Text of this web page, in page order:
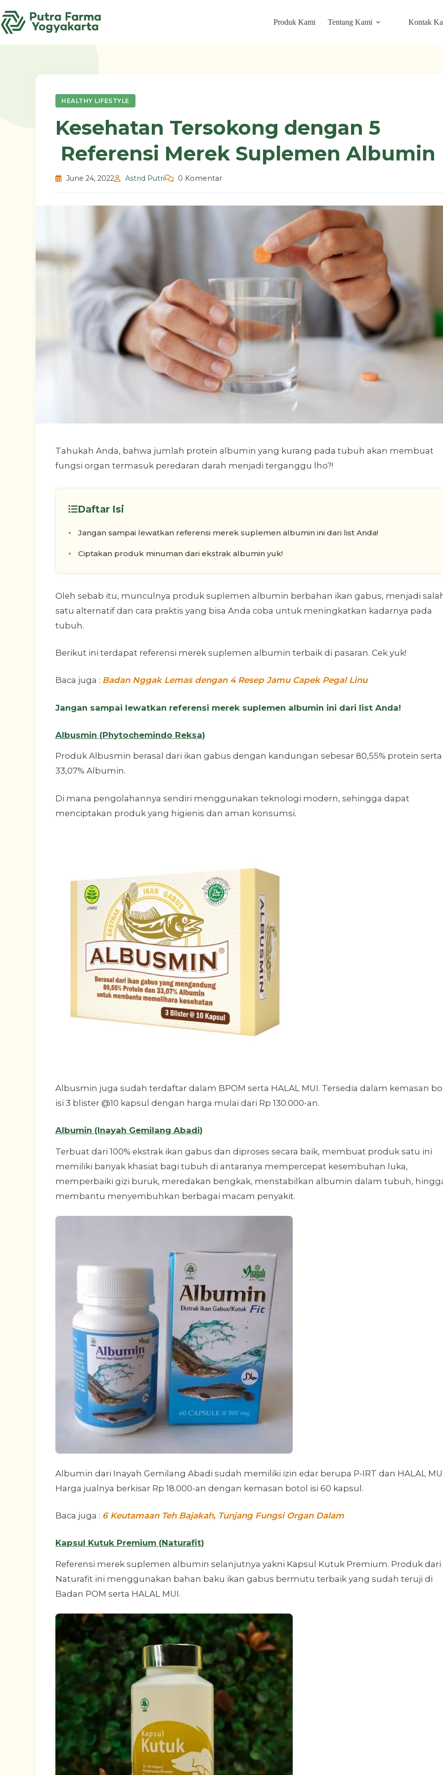
to
content
Produk Kami Tentang Kami Kontak
HEALTHY LIFESTYLE
Kesehatan Tersokong dengan 5
Referensi Merek Suplemen Albumin
June 24, 2022 Astrid Putri 0 Komentar
Tahukah Anda, bahwa jumlah protein albumin yang kurang pada tubuh akan membuat
fungsi organ termasuk peredaran darah menjadi terganggu lho?!
Daftar Isi
Jangan sampai lewatkan referensi merek suplemen albumin ini dari list Anda!
Ciptakan produk minuman dari ekstrak albumin yuk!
Oleh sebab itu, munculnya produk suplemen albumin berbahan ikan gabus, menjadi
satu alternatif dan cara praktis yang bisa Anda coba untuk meningkatkan kadarnya pada
tubuh.
Berikut ini terdapat referensi merek suplemen albumin terbaik di pasaran. Cek yuk!
Baca juga : Badan Nggak Lemas dengan 4 Resep Jamu Capek Pegal Linu
Jangan sampai lewatkan referensi merek suplemen albumin ini dari list Anda!
Albusmin (Phytochemindo Reksa)
Produk Albusmin berasal dari ikan gabus dengan kandungan sebesar 80,55% protein serta
33,07% Albumin.
Di mana pengolahannya sendiri menggunakan teknologi modern, sehingga dapat
menciptakan produk yang higienis dan aman konsumsi.
Albusmin juga sudah terdaftar dalam BPOM serta HALAL MUI. Tersedia dalam kemasan
isi 3 blister @10 kapsul dengan harga mulai dari Rp 130.000-an.
Albumin (Inayah Gemilang Abadi)
Terbuat dari 100% ekstrak ikan gabus dan diproses secara baik, membuat produk satu ini
memiliki banyak khasiat bagi tubuh di antaranya mempercepat kesembuhan luka,
memperbaiki gizi buruk, meredakan bengkak, menstabilkan albumin dalam tubuh,
membantu menyembuhkan berbagai macam penyakit.
Albumin dari Inayah Gemilang Abadi sudah memiliki izin edar berupa P-IRT dan HALAL
Harga jualnya berkisar Rp 18.000-an dengan kemasan botol isi 60 kapsul.
Baca juga : 6 Keutamaan Teh Bajakah, Tunjang Fungsi Organ Dalam
Kapsul Kutuk Premium (Naturafit)
Referensi merek suplemen albumin selanjutnya yakni Kapsul Kutuk Premium. Produk dari
Naturafit ini menggunakan bahan baku ikan gabus bermutu terbaik yang sudah teruji di
Badan POM serta HALAL MUI.